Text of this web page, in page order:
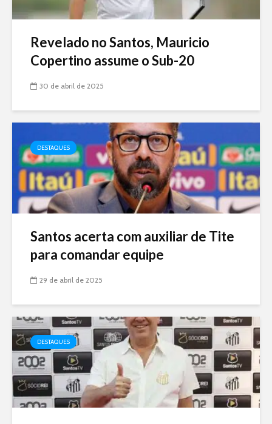
Revelado no Santos, Mauricio
Copertino assume o Sub-20
30 de abril de 2025
DESTAQUES
Santos acerta com auxiliar de Tite
para comandar equipe
29 de abril de 2025
DESTAQUES